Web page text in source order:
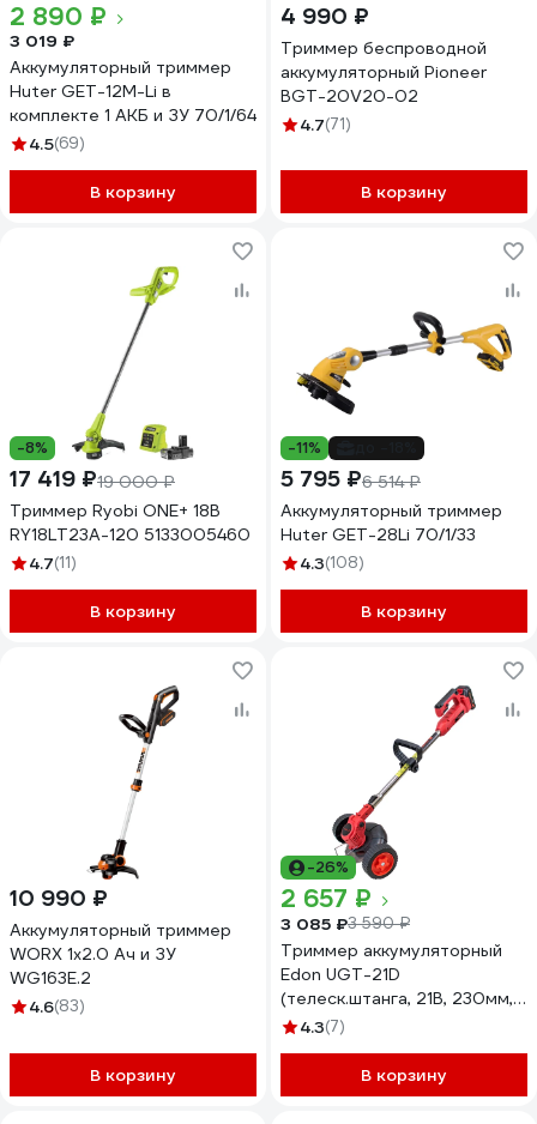
2 890 ₽
3 019 ₽
Аккумуляторный триммер
Huter GET-12M-Li в
комплекте 1 АКБ и ЗУ 70/1/64
4.5(69)
В корзину
4 990 ₽
Триммер беспроводной
аккумуляторный Pioneer
BGT-20V20-02
4.7(71)
В корзину
-8%
17 419 ₽19 000 ₽
Триммер Ryobi ONE+ 18В
RY18LT23A-120 5133005460
4.7(11)
В корзину
-11%
5 795 ₽6 514 ₽
Аккумуляторный триммер
Huter GET-28Li 70/1/33
4.3(108)
В корзину
10 990 ₽
Аккумуляторный триммер
WORX 1х2.0 Ач и ЗУ
WG163E.2
4.6(83)
В корзину
-26%
2 657 ₽
3 085 ₽3 590 ₽
Триммер аккумуляторный
Edon UGT-21D
(телеск.штанга, 21В, 230мм,
АКБ 2x2А, ЗУ1x1А, 2
4.3(7)
В корзину